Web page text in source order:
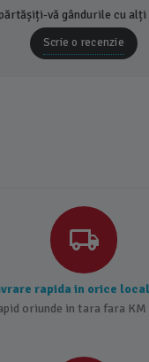
vă gândurile cu
Scrie o recenzie
rapida in orice
oriunde in tara fara